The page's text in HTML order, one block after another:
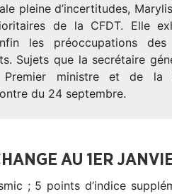
pleine d’incertitudes,
de la CFDT. Elle
les préoccupations
Sujets que la secrétaire
Premier ministre et de la
du 24 septembre.
AU 1ER
; 5 points d’indice